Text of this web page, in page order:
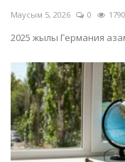
Маусым 5, 2026 0 1790
2025 жылы Германия